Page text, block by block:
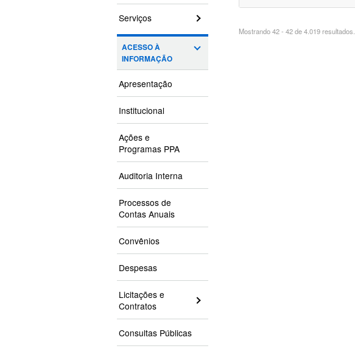
Serviços
ACESSO À
INFORMAÇÃO
Apresentação
Institucional
Ações e
Programas PPA
Auditoria Interna
Processos de
Contas Anuais
Convênios
Despesas
Licitações e
Contratos
Consultas Públicas
Mostrando 42 - 42 de 4.019 resultados.